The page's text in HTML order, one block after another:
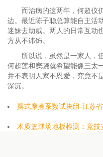
而治病的这两年，何超仪仍
边。最近陈子聪总算能自主活
迷妹去助威。两人的日常互动
方从不讳饰。
所以说，虽然是一家人，但
何超莲和窦骁就希望能像三太
并不表明人家不恩爱，究竟不
深沉。
摆式摩擦系数试块组-江苏
木质篮球场地板检测：竞技